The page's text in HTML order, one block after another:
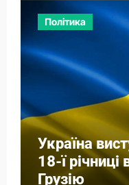
Політика
Україна
18-ї
Грузію